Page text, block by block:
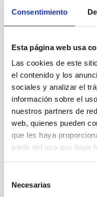
Consentimiento
Esta página web usa
Las cookies de este
el contenido y los
sociales y analizar el
información sobre el
nuestros partners de
web, quienes pueden
que les haya
partir del uso que haya
Necesarias